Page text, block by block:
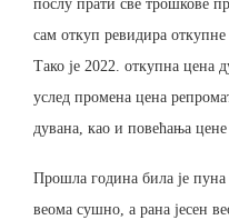
послу прати све трошкове
сам откуп ревидира
Тако је 2022. откупна цена
услед промена цена
дувана, као и повећања цене
Прошла година била је пуна
веома сушно, а рана јесен